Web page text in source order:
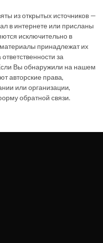
из открытых источников —
в интернете или присланы
исключительно в
принадлежат их
за
Вы обнаружили на нашем
авторские права,
или организации,
обратной связи.